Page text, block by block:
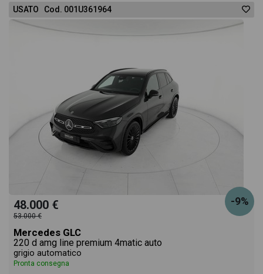
USATO Cod. 001U361964
-9%
48.000 €
53.000 €
Mercedes GLC
220 d amg line premium 4matic auto
grigio automatico
Pronta consegna